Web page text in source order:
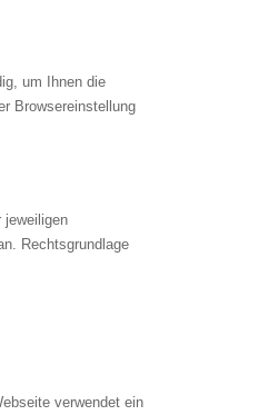
um Ihnen die
Browsereinstellung
jeweiligen
Rechtsgrundlage
verwendet ein